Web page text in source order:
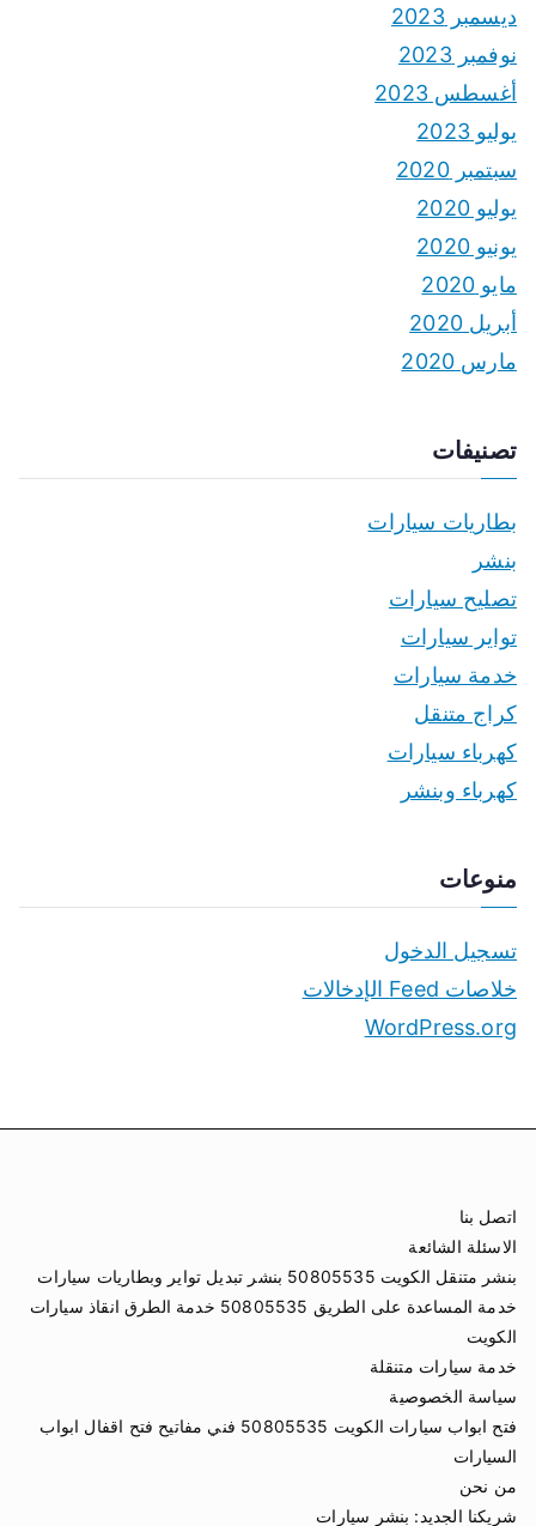
ديسمبر 2023
نوفمبر 2023
أغسطس 2023
يوليو 2023
سبتمبر 2020
يوليو 2020
يونيو 2020
مايو 2020
أبريل 2020
مارس 2020
تصنيفات
بطاريات سيارات
بنشر
تصليح سيارات
تواير سيارات
خدمة سيارات
كراج متنقل
كهرباء سيارات
كهرباء وبنشر
منوعات
تسجيل الدخول
خلاصات Feed الإدخالات
WordPress.org
اتصل بنا
الاسئلة الشائعة
بنشر متنقل الكويت 50805535 بنشر تبديل تواير وبطاريات سيارات
خدمة المساعدة على الطريق 50805535 خدمة الطرق انقاذ سيارات
الكويت
خدمة سيارات متنقلة
سياسة الخصوصية
فتح ابواب سيارات الكويت 50805535 فني مفاتيح فتح اقفال ابواب
السيارات
من نحن
شريكنا الجديد: بنشر سيارات